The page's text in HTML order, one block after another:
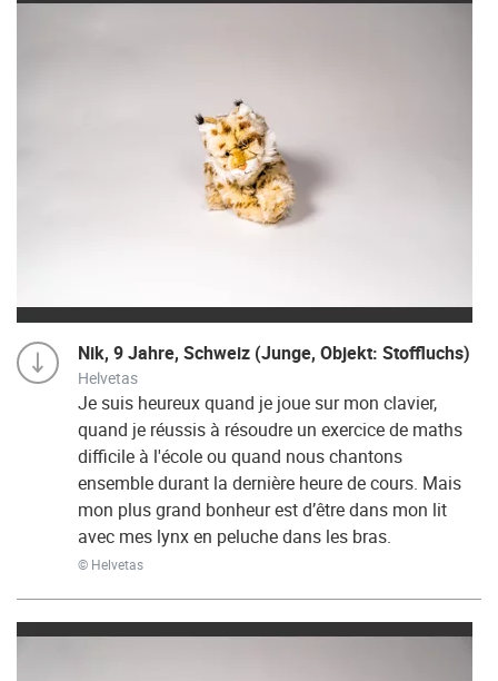
Nik, 9 Jahre, Schweiz (Junge, Objekt: Stoffluchs)
Helvetas
Je suis heureux quand je joue sur mon clavier,
quand je réussis à résoudre un exercice de maths
difficile à l'école ou quand nous chantons
ensemble durant la dernière heure de cours. Mais
mon plus grand bonheur est d’être dans mon lit
avec mes lynx en peluche dans les bras.
© Helvetas